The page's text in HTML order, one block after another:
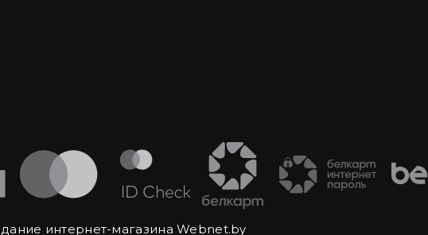
интернет-магазина Webnet.by